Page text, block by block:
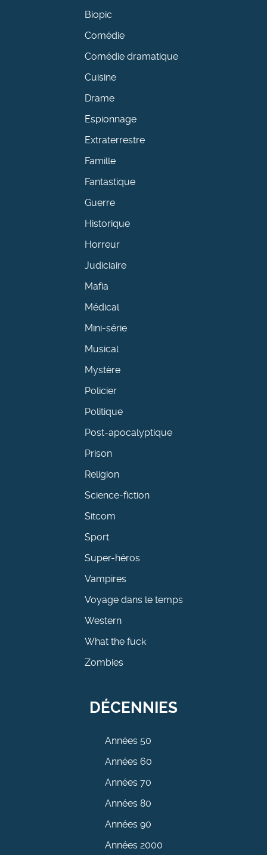
Biopic
Comédie
Comédie dramatique
Cuisine
Drame
Espionnage
Extraterrestre
Famille
Fantastique
Guerre
Historique
Horreur
Judiciaire
Mafia
Médical
Mini-série
Musical
Mystère
Policier
Politique
Post-apocalyptique
Prison
Religion
Science-fiction
Sitcom
Sport
Super-héros
Vampires
Voyage dans le temps
Western
What the fuck
Zombies
DÉCENNIES
Années 50
Années 60
Années 70
Années 80
Années 90
Années 2000